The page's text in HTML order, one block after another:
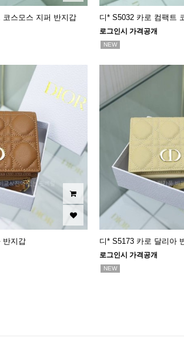
코스모스 지퍼 반지갑 디* S5032 카로 컴팩트
로그인시 가격공개
NEW
반지갑 디* S5173 카로 달리아
로그인시 가격공개
NEW